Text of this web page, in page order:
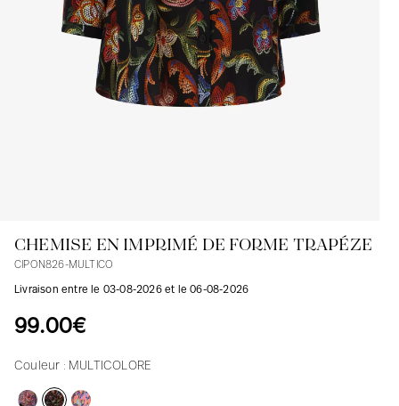
Blazers, Vestes
Pulls
Blazers, Vestes
Manteaux
Accessoires
CHEMISE EN IMPRIMÉ DE FORME TRAPÉZE
CIPON826-MULTICO
Livraison entre le 03-08-2026 et le 06-08-2026
99.00€
Couleur : MULTICOLORE